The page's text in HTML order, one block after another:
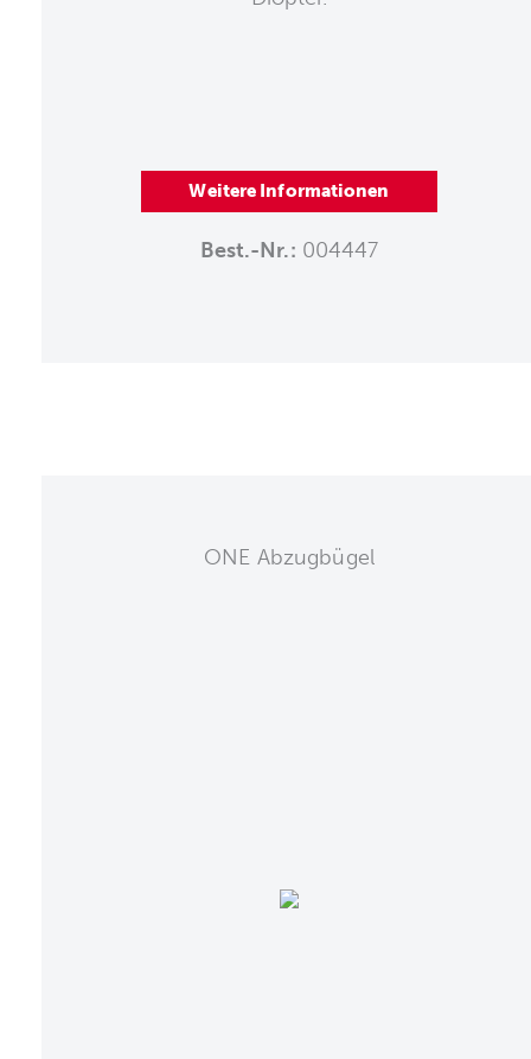
Weitere Informationen
Best.-Nr.: 004447
ONE Abzugbügel